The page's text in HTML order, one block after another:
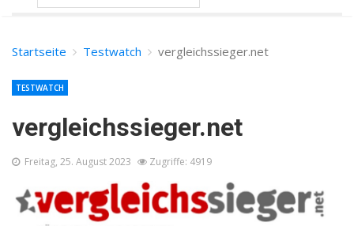
Startseite Testwatch vergleichssieger.net
vergleichssieger.net
TESTWATCH
Freitag, 25. August 2023 Zugriffe: 4919